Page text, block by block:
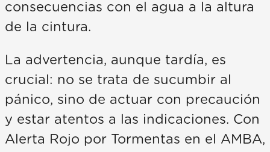
consecuencias con el agua a la altura
de la cintura.
La advertencia, aunque tardía, es
crucial: no se trata de sucumbir al
pánico, sino de actuar con precaución
y estar atentos a las indicaciones. Con
Alerta Rojo por Tormentas en el AMBA,